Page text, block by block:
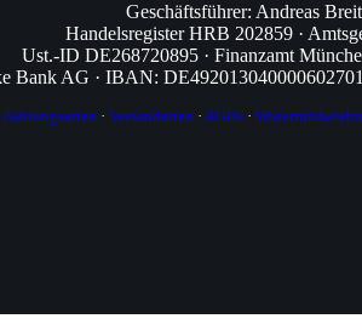
Geschäftsführer: Andreas
Handelsregister HRB 202859 ·
Ust.-ID DE268720895 · Finanzamt
Bank AG · IBAN:
Zahlungsarten · Versandarten · AGBs·